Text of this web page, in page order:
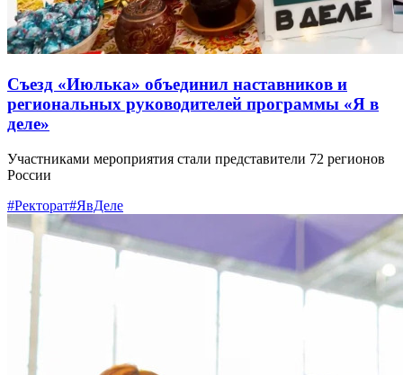
Съезд «Июлька» объединил наставников и
региональных руководителей программы «Я в
деле»
Участниками мероприятия стали представители 72 регионов
России
#Ректорат#ЯвДеле